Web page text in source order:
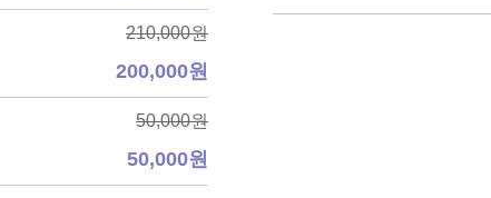
210,000원
200,000원
50,000원
50,000원